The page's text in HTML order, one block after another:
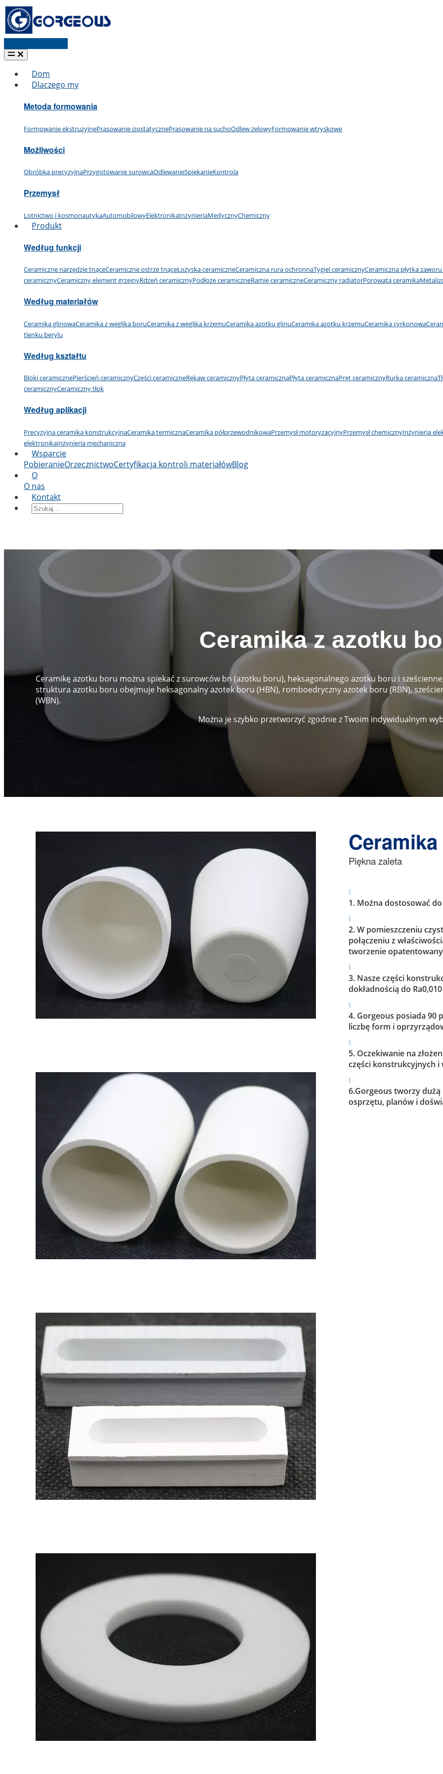
Dom
Dlaczego my
Metoda formowania
Formowanie ekstruzyjnePrasowanie izostatycznePrasowanie na suchoOdlew żelowyFormowanie wtryskowe
Możliwości
Obróbka precyzyjnaPrzygotowanie surowcaOdlewanieSpiekanieKontrola
Przemysł
Lotnictwo i kosmonautykaAutomobilowyElektronikaInżynieriaMedycznyChemiczny
Produkt
Według funkcji
Ceramiczne narzędzie tnąceCeramiczne ostrze tnąceŁożyska ceramiczneCeramiczna rura ochronnaTygiel ceramicznyCeramiczna płytka
ceramicznyCeramiczny element grzejnyRdzeń ceramicznyPodłoże ceramiczneRamię ceramiczneCeramiczny radiatorPorowata ceramika
Według materiałów
Ceramika glinowaCeramika z węglika boruCeramika z węglika krzemuCeramika azotku glinuCeramika azotku krzemuCeramika cyrkonowa
tlenku berylu
Według kształtu
Bloki ceramicznePierścień ceramicznyCzęści ceramiczneRękaw ceramicznyPłyta ceramicznaPłyta ceramicznaPręt ceramicznyRurka ceramiczna
ceramicznyCeramiczny tłok
Według aplikacji
Precyzyjna ceramika konstrukcyjnaCeramika termicznaCeramika półprzewodnikowaPrzemysł motoryzacyjnyPrzemysł chemicznyInżynieria
elektronikaInżynieria mechaniczna
Wsparcie
PobieranieOrzecznictwoCertyfikacja kontroli materiałówBlog
O
O nas
Kontakt
Ceramika z azotku
Ceramikę azotku boru można spiekać z surowców bn (azotku boru), heksagonalnego azotku boru i
struktura azotku boru obejmuje heksagonalny azotek boru (HBN), romboedryczny azotek boru (RBN),
(WBN).
Można je szybko przetworzyć zgodnie z Twoim indywidualnym
Piękna zaleta
\
1. Można dostosować
\
2. W pomieszczeniu
połączeniu z
tworzenie
\
3. Nasze części
dokładnością do
\
4. Gorgeous posiada 90
liczbę form i
\
5. Oczekiwanie na
części konstrukcyjnych
\
6.Gorgeous tworzy
osprzętu, planów i